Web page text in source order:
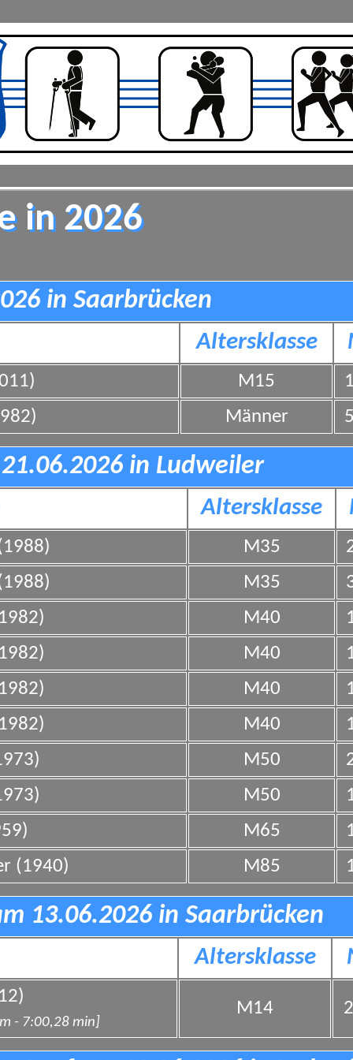
in 2026
in Saarbrücken
Altersklasse
M15
Männer
in Ludweiler
Altersklasse
M35
M35
M40
M40
M40
M40
M50
M50
M65
(1940) M85
13.06.2026 in Saarbrücken
Altersklasse
- 7:00,28 min]
M14